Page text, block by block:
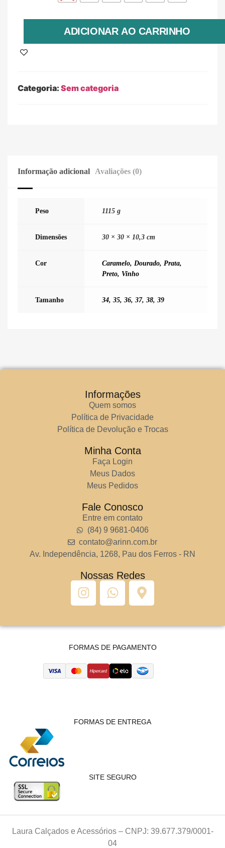
ADICIONAR AO CARRINHO
Categoria: Sem categoria
Informação adicional Avaliações (0)
Peso 1115 g
Dimensões 30 × 30 × 10,3 cm
Cor Caramelo, Dourado, Prata,
Preto, Vinho
Tamanho 34, 35, 36, 37, 38, 39
Informações
Quem somos
Política de Privacidade
Política de Devolução e Trocas
Minha Conta
Faça Login
Meus Dados
Meus Pedidos
Fale Conosco
Entre em contato
(84) 9 9681-0406
contato@arinn.com.br
Av. Independência, 1268, Pau dos Ferros - RN
Nossas Redes
FORMAS DE PAGAMENTO
FORMAS DE ENTREGA
SITE SEGURO
Laura Calçados e Acessórios – CNPJ: 39.677.379/0001-
04